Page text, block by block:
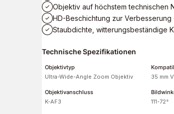
Objektiv auf höchstem technischen
HD-Beschichtung zur
Staubdichte, witterungsbeständige
Technische Spezifikationen
Objektivtyp
Ultra-Wide-Angle Zoom Objektiv
35 mm
Objektivanschluss
K-AF3
111-72°